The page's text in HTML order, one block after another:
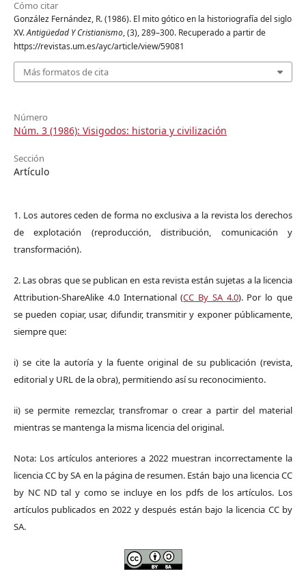
Cómo citar
González Fernández, R. (1986). El mito gótico en la historiografía del siglo
XV.Antigüedad Y Cristianismo, (3), 289–300. Recuperado a partir de
https://revistas.um.es/ayc/article/view/59081
Más formatos de cita
Número
Núm. 3 (1986): Visigodos: historia y civilización
Sección
Artículo
1. Los autores ceden de forma no exclusiva a la revista los derechos
de explotación (reproducción, distribución, comunicación y
transformación).
2. Las obras que se publican en esta revista están sujetas a la licencia
Attribution-ShareAlike 4.0 International (CC By SA 4.0). Por lo que
se pueden copiar, usar, difundir, transmitir y exponer públicamente,
siempre que:
i) se cite la autoría y la fuente original de su publicación (revista,
editorial y URL de la obra), permitiendo así su reconocimiento.
ii) se permite remezclar, transfromar o crear a partir del material
mientras se mantenga la misma licencia del original.
Nota: Los artículos anteriores a 2022 muestran incorrectamente la
licencia CC by SA en la página de resumen. Están bajo una licencia CC
by NC ND tal y como se incluye en los pdfs de los artículos. Los
artículos publicados en 2022 y después están bajo la licencia CC by
SA.